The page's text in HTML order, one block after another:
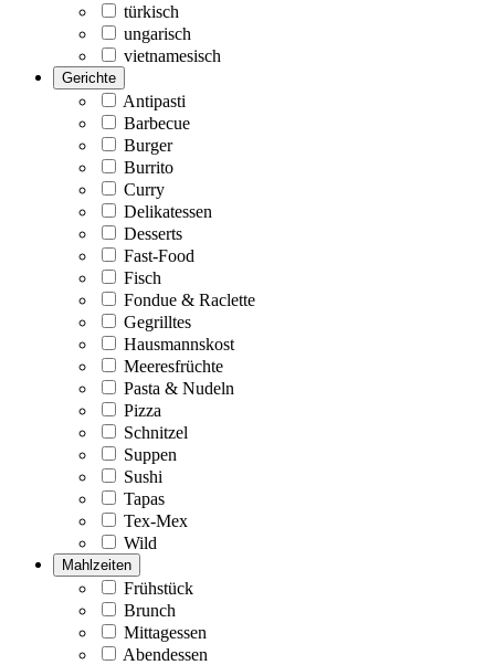
türkisch
ungarisch
vietnamesisch
Gerichte
Antipasti
Barbecue
Burger
Burrito
Curry
Delikatessen
Desserts
Fast-Food
Fisch
Fondue & Raclette
Gegrilltes
Hausmannskost
Meeresfrüchte
Pasta & Nudeln
Pizza
Schnitzel
Suppen
Sushi
Tapas
Tex-Mex
Wild
Mahlzeiten
Frühstück
Brunch
Mittagessen
Abendessen